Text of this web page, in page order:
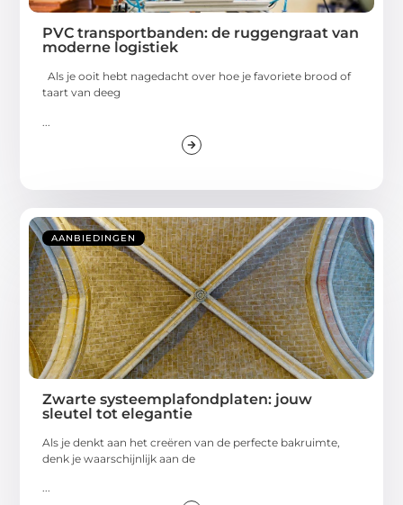
PVC transportbanden: de ruggengraat van
moderne logistiek
Als je ooit hebt nagedacht over hoe je favoriete brood of
taart van deeg
AANBIEDINGEN
Zwarte systeemplafondplaten: jouw
sleutel tot elegantie
Als je denkt aan het creëren van de perfecte bakruimte,
denk je waarschijnlijk aan de
...